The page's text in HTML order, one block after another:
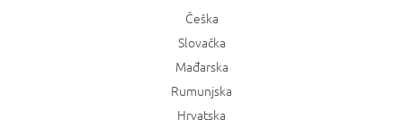
Češka
Slovačka
Mađarska
Rumunjska
Hrvatska